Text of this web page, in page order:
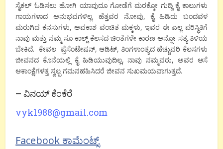
ಸೈಕಲ್ ಓಡಿಸಲು ಹೋಗಿ ಯಾವುದೂ ಗೋಡೆಗೆ ಮರಕ್ಕೋ ಗುದ್ದಿ ಕೈ ಕಾಲುಗಳು
ಗಾಯಗಳಾದ ಅನುಭವಗಳಿಲ್ಲ. ಹೆತ್ತವರ ನೋವು, ಕೈ ಹಿಡಿದು ಬಂದವಳ
ಮರುಗಿದ ಕನಸುಗಳು, ಅವಕಾಶ ವಂಚಿತ ಮಕ್ಕಳು, ಇವರ ಈ ಎಲ್ಲ ಪರಿಸ್ಥಿತಿಗೆ
ನಾವು ಮತ್ತು ನಮ್ಮ ಸೂ ಕಾಲ್ಡ್ ಕೆಲಸದ ಚಿಂತೆಗಳೇ ಕಾರಣ ಅನ್ನೋ ಸತ್ಯ ತಿಳಿಯ
ಬೇಕಿದೆ. ಕೇವಲ ಪ್ರೆಸೆಂಟೇಷನ್, ಆಡಿಟ್, ತಿಂಗಳಾಂತ್ಯದ ಹೆಚ್ಚುವರಿ ಕೆಲಸಗಳು
ಜೀವನದ ಕೊನೆಯಲ್ಲಿ ಕೈ ಹಿಡಿಯುವುದಿಲ್ಲ, ನಾವು ನಮ್ಮವರು, ಅವರ ಆಸೆ
ಆಕಾಂಕ್ಷೆಗಳತ್ತ ಸ್ವಲ್ಪ ಗಮನಹಹಿಸಿದರೆ ಜೀವನ ಸುಖಮಯವಾಗುತ್ತದೆ.
– ವಿನಯ್ ಕೆಂಕೆರೆ
vyk1988@gmail.com
Facebook ಕಾಮೆಂಟ್ಸ್